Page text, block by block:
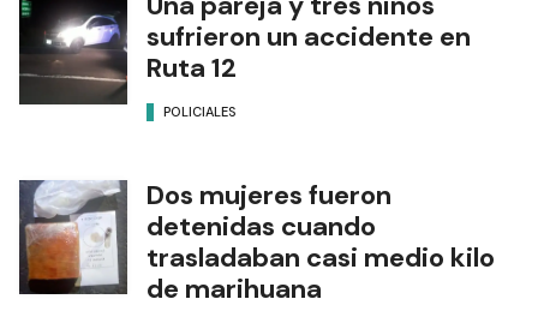
sufrieron un accidente en
Ruta 12
POLICIALES
Dos mujeres fueron
detenidas cuando
trasladaban casi medio kilo
de marihuana